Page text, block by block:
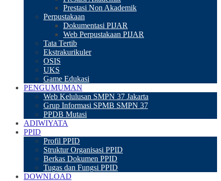
Prestasi Non Akademik
Perpustakaan
Dokumentasi PIJAR
Web Perpustakaan PIJAR
Tata Tertib
Ekstrakurikuler
OSIS
UKS
Game Edukasi
PENGUMUMAN
Web Kelulusan SMPN 37 Jakarta
Grup Informasi SPMB SMPN 37
PPDB Mutasi
ADIWIYATA
PPID
Profil PPID
Struktur Organisasi PPID
Berkas Dokumen PPID
Tugas dan Fungsi PPID
DOWNLOAD